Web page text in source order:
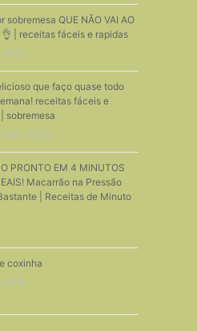
sobremesa QUE NÃO VAI AO
👌 | receitas fáceis e rapidas
2022
que faço quase todo
receitas fáceis e
sobremesa
2023
PRONTO EM 4 MINUTOS
Macarrão na Pressão
| Receitas de Minuto
coxinha
2019